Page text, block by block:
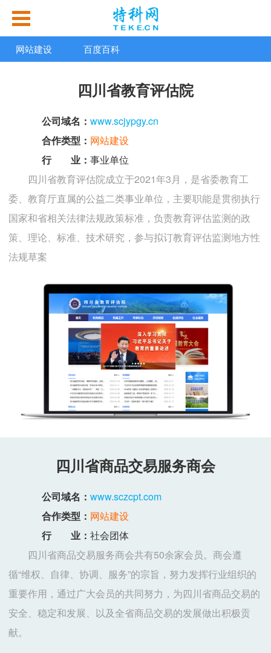
网站建设 百度百科
四川省教育评估院
公司域名： www.scjypgy.cn
合作类型： 网站建设
行 业： 事业单位
四川省教育评估院成立于2021年3月，是省委教育工
委、教育厅直属的公益二类事业单位，主要职能是贯彻执行
国家和省相关法律法规政策标准，负责教育评估监测的政
策、理论、标准、技术研究，参与拟订教育评估监测地方性
法规草案
四川省商品交易服务商会
公司域名： www.sczcpt.com
合作类型： 网站建设
行 业： 社会团体
四川省商品交易服务商会共有50余家会员。商会遵
循“维权、自律、协调、服务”的宗旨，努力发挥行业组织的
重要作用，通过广大会员的共同努力，为四川省商品交易的
安全、稳定和发展、以及全省商品交易的发展做出积极贡
献。